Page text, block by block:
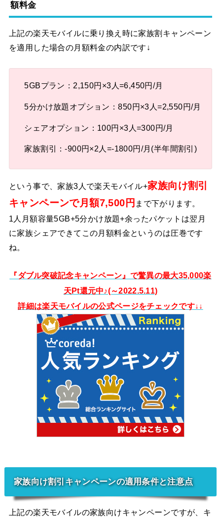
額料金
上記の楽天モバイルに乗り換え時に家族割キャンペーン
を適用した場合の月額料金の内訳です↓
5GBプラン：2,150円×3人=6,450円/月
5分かけ放題オプション：850円×3人=2,550円/月
シェアオプション：100円×3人=300円/月
家族割引：-900円×2人=-1800円/月(半年間割引)
という事で、家族3人で楽天モバイル+家族向け割引
キャンペーンで月額7,500円 まで下がります。
1人月額容量5GB+5分かけ放題+余ったパケットは翌月
に家族シェアできてこの月額料金というのは圧巻です
ね。
『ダブル突破記念キャンペーン』で驚異の最大35,000楽
天Pt還元中♪(～2022.5.11)
詳細は楽天モバイルの公式ページをチェックです↓↓
家族向け割引キャンペーンの適用条件と注意点
上記の楽天モバイルの家族向けキャンペーンですが、キ